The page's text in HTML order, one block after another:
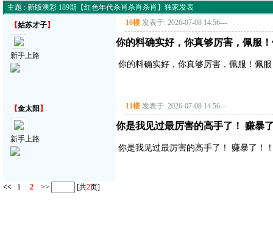
主题 : 新版澳彩 189期【红色年代杀肖杀肖杀肖】独家发表
【姑苏才子】
新手上路
10楼 发表于: 2026-07-08 14:56---
你的料确实好，你真够厉害，佩服
你的料确实好，你真够厉害，佩服！佩
【金太阳 】
新手上路
11楼 发表于: 2026-07-08 14:56---
你是我见过最厉害的高手了！ 赚暴
你是我见过最厉害的高手了！ 赚暴了！
<< 1 2 >> [共2页]